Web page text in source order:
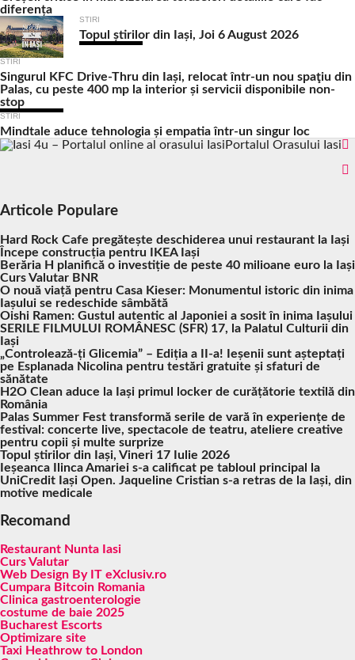
diferența
STIRI
Topul știrilor din Iași, Joi 6 August 2026
STIRI
Singurul KFC Drive-Thru din Iași, relocat într-un nou spaţiu din
Palas, cu peste 400 mp la interior și servicii disponibile non-
stop
STIRI
Mindtale aduce tehnologia și empatia într-un singur loc
Portalul Orasului Iasi
Articole Populare
Hard Rock Cafe pregătește deschiderea unui restaurant la Iași
Începe construcția pentru IKEA Iași
Berăria H planifică o investiție de peste 40 milioane euro la Iași
Curs Valutar BNR
O nouă viață pentru Casa Kieser: Monumentul istoric din inima
Iașului se redeschide sâmbătă
Oishi Ramen: Gustul autentic al Japoniei a sosit în inima Iașului
SERILE FILMULUI ROMÂNESC (SFR) 17, la Palatul Culturii din
Iași
„Controlează-ți Glicemia” – Ediția a II-a! Ieșenii sunt așteptați
pe Esplanada Nicolina pentru testări gratuite și sfaturi de
sănătate
H2O Clean aduce la Iași primul locker de curățătorie textilă din
România
Palas Summer Fest transformă serile de vară în experiențe de
festival: concerte live, spectacole de teatru, ateliere creative
pentru copii și multe surprize
Topul știrilor din Iași, Vineri 17 Iulie 2026
Ieșeanca Ilinca Amariei s-a calificat pe tabloul principal la
UniCredit Iași Open. Jaqueline Cristian s-a retras de la Iași, din
motive medicale
Recomand
Restaurant Nunta Iasi
Curs Valutar
Web Design By IT eXclusiv.ro
Cumpara Bitcoin Romania
Clinica gastroenterologie
costume de baie 2025
Bucharest Escorts
Optimizare site
Taxi Heathrow to London